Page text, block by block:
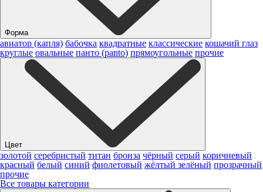
Форма
авиатор (капля) бабочка квадратные классические кошачий глаз
круглые овальные панто (panto) прямоугольные прочие
Цвет
золотой серебристый титан бронза чёрный серый коричневый
красный белый синий фиолетовый жёлтый зелёный прозрачный
прочие
Все товары категории